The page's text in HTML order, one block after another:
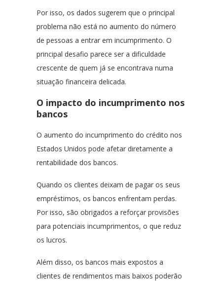
Por isso, os dados sugerem que o principal
problema não está no aumento do número
de pessoas a entrar em incumprimento. O
principal desafio parece ser a dificuldade
crescente de quem já se encontrava numa
situação financeira delicada.
O impacto do incumprimento nos
bancos
O aumento do incumprimento do crédito nos
Estados Unidos pode afetar diretamente a
rentabilidade dos bancos.
Quando os clientes deixam de pagar os seus
empréstimos, os bancos enfrentam perdas.
Por isso, são obrigados a reforçar provisões
para potenciais incumprimentos, o que reduz
os lucros.
Além disso, os bancos mais expostos a
clientes de rendimentos mais baixos poderão